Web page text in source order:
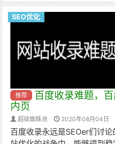
SEO优化
推荐
百度收录难题，
内页
超级蜘蛛池 2020年08月04日
百度收录永远是SEOer们讨